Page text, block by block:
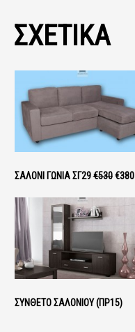
ΣΧΕΤΙΚΑ
ΣΑΛΌΝΙ ΓΩΝΊΑ ΣΓ29€530€380
ΣΎΝΘΕΤΟ ΣΑΛΟΝΙΟΎ (ΠΡ15)